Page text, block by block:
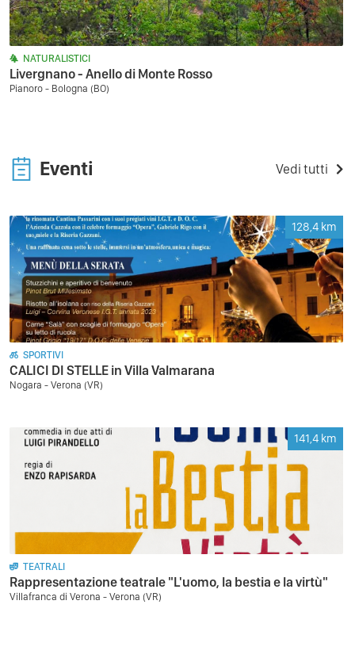
NATURALISTICI
Livergnano - Anello di Monte Rosso
Pianoro - Bologna (BO)
Eventi Vedi tutti
128,4 km
SPORTIVI
CALICI DI STELLE in Villa Valmarana
Nogara - Verona (VR)
141,4 km
TEATRALI
Rappresentazione teatrale "L'uomo, la bestia e la virtù"
Villafranca di Verona - Verona (VR)